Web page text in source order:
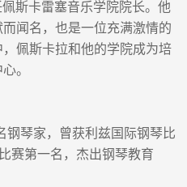
斯卡雷塞音乐学院院长。他
闻名，也是一位充满激情的
佩斯卡拉和他的学院成为培
。
钢琴家，曾获利兹国际钢琴比
赛第一名 ，杰出钢琴教育